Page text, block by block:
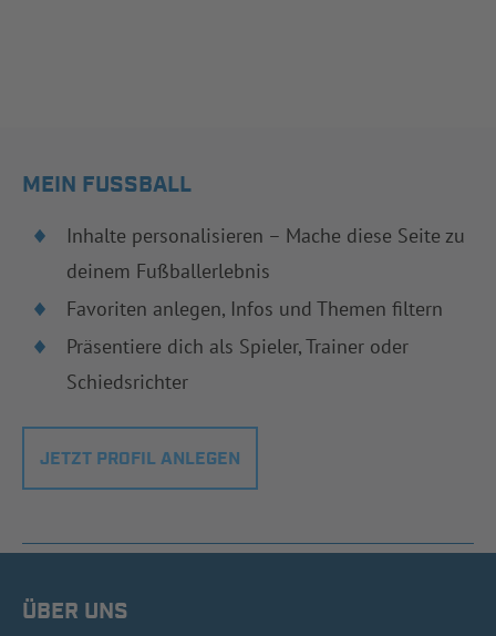
MEIN FUSSBALL
Inhalte personalisieren – Mache diese Seite zu
deinem Fußballerlebnis
Favoriten anlegen, Infos und Themen filtern
Präsentiere dich als Spieler, Trainer oder
Schiedsrichter
JETZT PROFIL ANLEGEN
ÜBER UNS